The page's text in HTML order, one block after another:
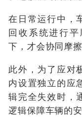
在日常运行中，
回收系统进行
下，才会协同摩
此外，为了应对
内设置独立的应
辑完全失效时，
逻辑保障车辆的安